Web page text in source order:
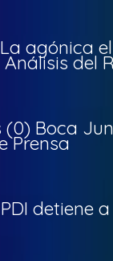
agónica
del
(0) Boca
Prensa
detiene